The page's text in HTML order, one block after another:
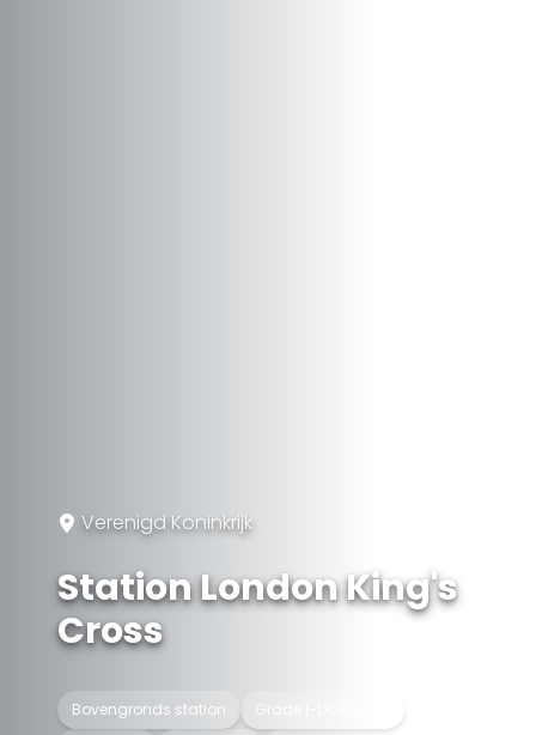
Verenigd Koninkrijk
Station London King's
Cross
Bovengronds station
Grade I-bouwwerk